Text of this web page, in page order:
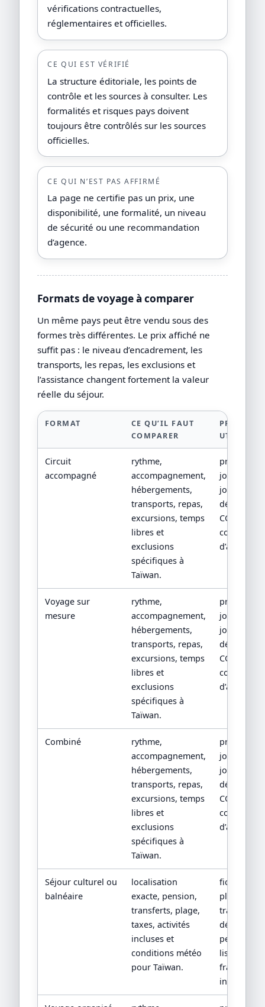
vérifications contractuelles,
réglementaires et officielles.
CE QUI EST VÉRIFIÉ
La structure éditoriale, les points de
contrôle et les sources à consulter. Les
formalités et risques pays doivent
toujours être contrôlés sur les sources
officielles.
CE QUI N’EST PAS AFFIRMÉ
La page ne certifie pas un prix, une
disponibilité, une formalité, un niveau
de sécurité ou une recommandation
d’agence.
Formats de voyage à comparer
Un même pays peut être vendu sous des
formes très différentes. Le prix affiché ne
suffit pas : le niveau d’encadrement, les
transports, les repas, les exclusions et
l’assistance changent fortement la valeur
réelle du séjour.
FORMAT
CE QU’IL FAUT
COMPARER
PREUVE
UTILE
Circuit
accompagné
rythme,
accompagnement,
hébergements,
transports, repas,
excursions, temps
libres et
exclusions
spécifiques à
Taïwan.
jour par
jour, devis
détaillé,
CGV/CPV et
conditions
Voyage sur
mesure
rythme,
accompagnement,
hébergements,
transports, repas,
excursions, temps
libres et
exclusions
spécifiques à
Taïwan.
jour par
jour, devis
détaillé,
CGV/CPV et
conditions
Combiné
rythme,
accompagnement,
hébergements,
transports, repas,
excursions, temps
libres et
exclusions
spécifiques à
Taïwan.
jour par
jour, devis
détaillé,
CGV/CPV et
conditions
Séjour culturel ou
balnéaire
localisation
exacte, pension,
transferts, plage,
taxes, activités
incluses et
conditions météo
pour Taïwan.
fiche hôtel,
plan de
transfert,
détail de
pension et
liste des
frais non
inclus.